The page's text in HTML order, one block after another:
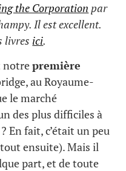
the Corporation par
Il est excellent.
livres ici.
notrepremière
au Royaume-
le marché
des plus difficiles à
En fait, c’était un peu
ensuite). Mais il
part, et de toute